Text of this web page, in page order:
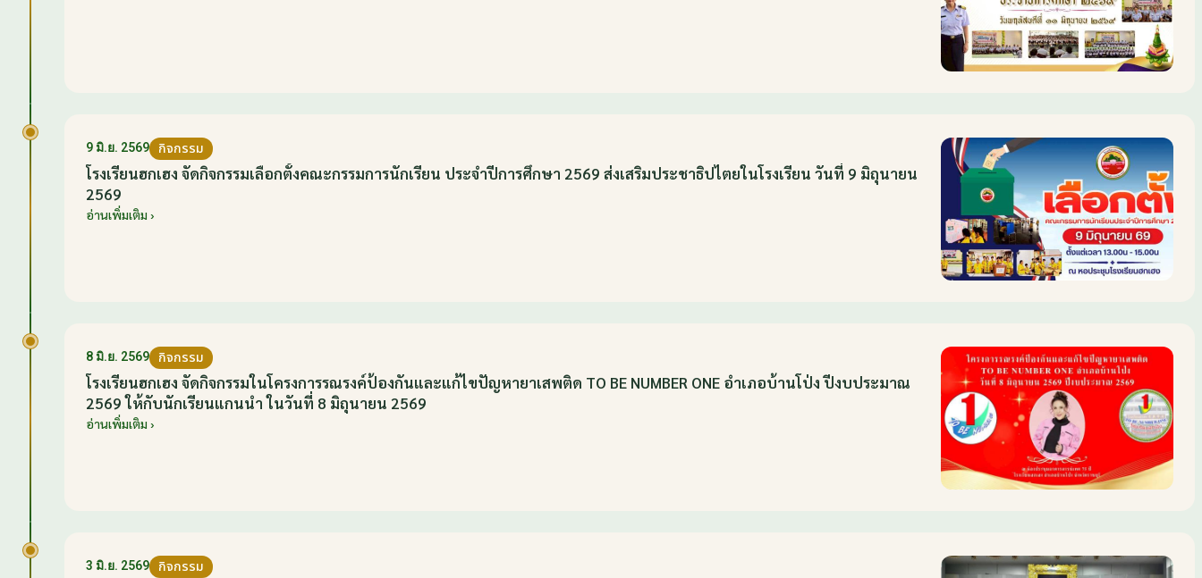
9 มิ.ย. 2569 กิจกรรม
โรงเรียนฮกเฮง จัดกิจกรรมเลือกตั้งคณะกรรมการนักเรียน ประจำปีการศึกษา 2569 ส่งเสริมประชาธิปไตยในโรงเรียน วันที่ 9 มิถุนายน
2569
อ่านเพิ่มเติม ›
8 มิ.ย. 2569 กิจกรรม
โรงเรียนฮกเฮง จัดกิจกรรมในโครงการรณรงค์ป้องกันและแก้ไขปัญหายาเสพติด TO BE NUMBER ONE อำเภอบ้านโป่ง ปีงบประมาณ
2569 ให้กับนักเรียนแกนนำ ในวันที่ 8 มิถุนายน 2569
อ่านเพิ่มเติม ›
3 มิ.ย. 2569 กิจกรรม